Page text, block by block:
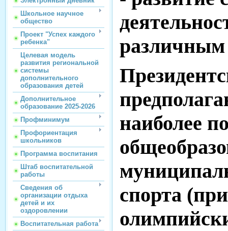
Школьное научное
общество
Проект "Успех каждого
ребенка"
Целевая модель
развития региональной
системы
дополнительного
образования детей
Дополнительное
образование 2025-2026
Профминимум
Профориентация
школьников
Программа воспитания
Штаб воспитательной
работы
Сведения об
организации отдыха
детей и их
оздоровлении
Воспитательная работа
различным
наиболее
спорта